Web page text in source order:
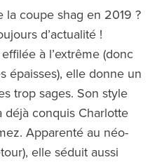
coupe shag en 2019 ?
d’actualité !
à l’extrême (donc
épaisses), elle donne un
trop sages. Son style
conquis Charlotte
Apparenté au néo-
elle séduit aussi